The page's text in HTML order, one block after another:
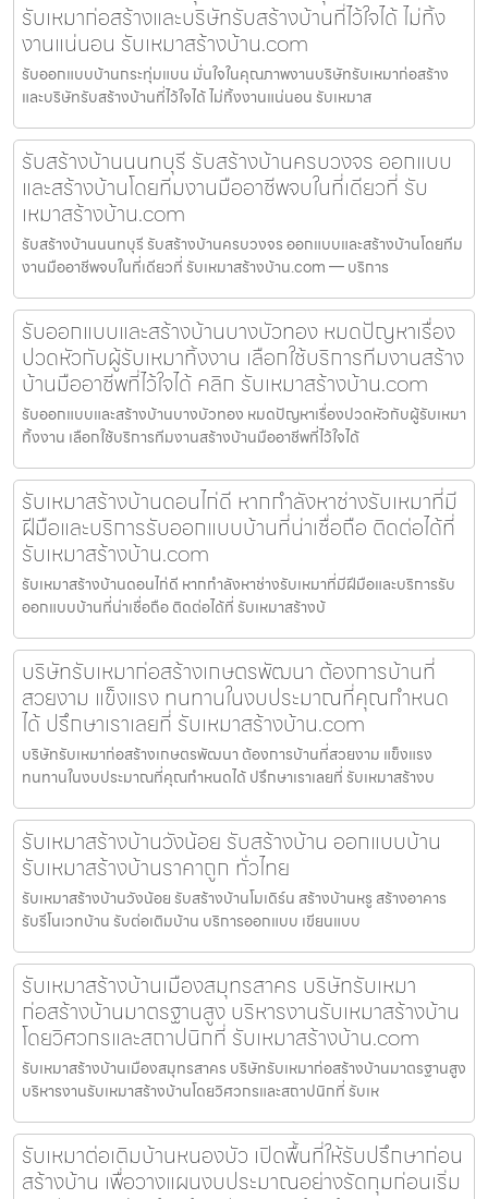
รับเหมาก่อสร้างและบริษัทรับสร้างบ้านที่ไว้ใจได้ ไม่ทิ้ง
งานแน่นอน รับเหมาสร้างบ้าน.com
รับออกแบบบ้านกระทุ่มแบน มั่นใจในคุณภาพงานบริษัทรับเหมาก่อสร้าง
และบริษัทรับสร้างบ้านที่ไว้ใจได้ ไม่ทิ้งงานแน่นอน รับเหมาส
รับสร้างบ้านนนทบุรี รับสร้างบ้านครบวงจร ออกแบบ
และสร้างบ้านโดยทีมงานมืออาชีพจบในที่เดียวที่ รับ
เหมาสร้างบ้าน.com
รับสร้างบ้านนนทบุรี รับสร้างบ้านครบวงจร ออกแบบและสร้างบ้านโดยทีม
งานมืออาชีพจบในที่เดียวที่ รับเหมาสร้างบ้าน.com — บริการ
รับออกแบบและสร้างบ้านบางบัวทอง หมดปัญหาเรื่อง
ปวดหัวกับผู้รับเหมาทิ้งงาน เลือกใช้บริการทีมงานสร้าง
บ้านมืออาชีพที่ไว้ใจได้ คลิก รับเหมาสร้างบ้าน.com
รับออกแบบและสร้างบ้านบางบัวทอง หมดปัญหาเรื่องปวดหัวกับผู้รับเหมา
ทิ้งงาน เลือกใช้บริการทีมงานสร้างบ้านมืออาชีพที่ไว้ใจได้
รับเหมาสร้างบ้านดอนไก่ดี หากกำลังหาช่างรับเหมาที่มี
ฝีมือและบริการรับออกแบบบ้านที่น่าเชื่อถือ ติดต่อได้ที่
รับเหมาสร้างบ้าน.com
รับเหมาสร้างบ้านดอนไก่ดี หากกำลังหาช่างรับเหมาที่มีฝีมือและบริการรับ
ออกแบบบ้านที่น่าเชื่อถือ ติดต่อได้ที่ รับเหมาสร้างบ้
บริษัทรับเหมาก่อสร้างเกษตรพัฒนา ต้องการบ้านที่
สวยงาม แข็งแรง ทนทานในงบประมาณที่คุณกำหนด
ได้ ปรึกษาเราเลยที่ รับเหมาสร้างบ้าน.com
บริษัทรับเหมาก่อสร้างเกษตรพัฒนา ต้องการบ้านที่สวยงาม แข็งแรง
ทนทานในงบประมาณที่คุณกำหนดได้ ปรึกษาเราเลยที่ รับเหมาสร้างบ
รับเหมาสร้างบ้านวังน้อย รับสร้างบ้าน ออกแบบบ้าน
รับเหมาสร้างบ้านราคาถูก ทั่วไทย
รับเหมาสร้างบ้านวังน้อย รับสร้างบ้านโมเดิร์น สร้างบ้านหรู สร้างอาคาร
รับรีโนเวทบ้าน รับต่อเติมบ้าน บริการออกแบบ เขียนแบบ
รับเหมาสร้างบ้านเมืองสมุทรสาคร บริษัทรับเหมา
ก่อสร้างบ้านมาตรฐานสูง บริหารงานรับเหมาสร้างบ้าน
โดยวิศวกรและสถาปนิกที่ รับเหมาสร้างบ้าน.com
รับเหมาสร้างบ้านเมืองสมุทรสาคร บริษัทรับเหมาก่อสร้างบ้านมาตรฐานสูง
บริหารงานรับเหมาสร้างบ้านโดยวิศวกรและสถาปนิกที่ รับเห
รับเหมาต่อเติมบ้านหนองบัว เปิดพื้นที่ให้รับปรึกษาก่อน
สร้างบ้าน เพื่อวางแผนงบประมาณอย่างรัดกุมก่อนเริ่ม